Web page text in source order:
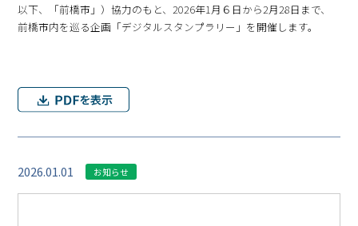
以下、「前橋市」）協力のもと、2026年1月６日から2月28日まで、
前橋市内を巡る企画「デジタルスタンプラリー」を開催します。
2026.01.01 お知らせ